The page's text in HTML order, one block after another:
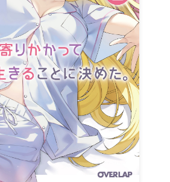
オーバーラップノベルスf
ロサージュノベルス
コミックガルド